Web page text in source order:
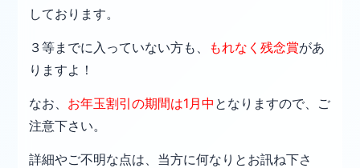
しております。
３等までに入っていない方も、 もれなく残念賞があ
りますよ！
なお、 お年玉割引の期間は1月中 となりますので、ご
注意下さい。
詳細やご不明な点は、当方に何なりとお訊ね下さ